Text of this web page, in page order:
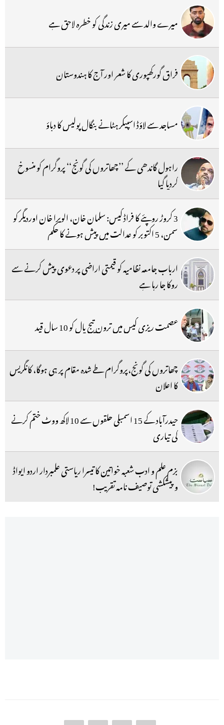
میرے والد سے میری زندگی کو خطرہ لاحق ہے
فراق گورکھپوری کا شعر اور آج کا ہندوستان
مساجد سے لاؤڈ اسپیکر ہٹانے بنگال پولیس کا دباؤ
راہول گاندھی کے ’’چھاتروں کی گونج‘‘ پروگرام کو منسوخ
کردیا گیا
3 کروڑ روپئے کا فراڈ کیس: سلمان خان، الویرا خان اوردیگر کو
سمن، 5 اکتوبر کو عدالت میں پیش ہونے کا حکم
ارباب جامعہ نظامیہ کو قیمتی اراضی پر دعوی پیش کرنے سے
روکا جا رہا ہے
عصمت ریزی کیس میں ترون تیج پال کو 10 سال قید
چھاتروں کی گونج،پروگرام طے شدہ مقام پر ہی ہوگا، کانگریس
کا اعلان
حیدرآباد کے 15 اسمبلی حلقوں سے 10 لاکھ ووٹ ختم کرنے
کی تیاری
بزم علم و ادب شعبہ خواتین کا تیسرا ریاستی علمبردار اردو ایواڈ
و پیشکشی توصیف نامہ تقریب!